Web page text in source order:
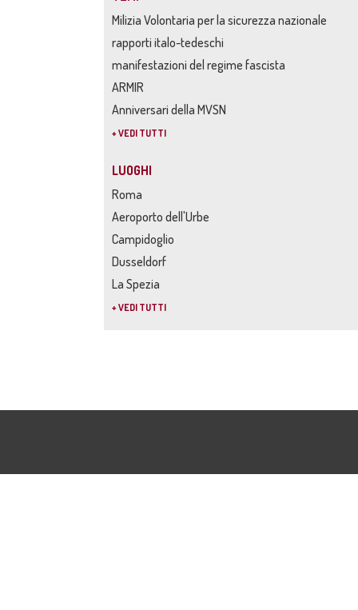
Milizia Volontaria per la sicurezza nazionale
rapporti italo-tedeschi
manifestazioni del regime fascista
ARMIR
Anniversari della MVSN
+ VEDI TUTTI
LUOGHI
Roma
Aeroporto dell'Urbe
Campidoglio
Dusseldorf
La Spezia
+ VEDI TUTTI